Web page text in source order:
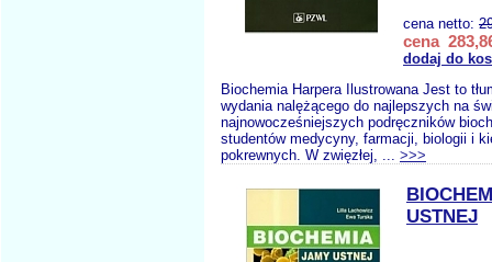
cena netto:
cena
dodaj do
Biochemia Harpera Ilustrowana Jest to
wydania nalężącego do najlepszych na
najnowocześniejszych podręczników
studentów medycyny, farmacji, biologii i
pokrewnych. W zwięzłej, ... >>>
USTNEJ